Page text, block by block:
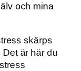
och mina
skärps
är här du